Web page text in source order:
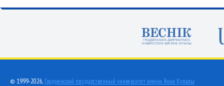
© 1999-2026, Гродненский государственный университет имени Янки Купалы